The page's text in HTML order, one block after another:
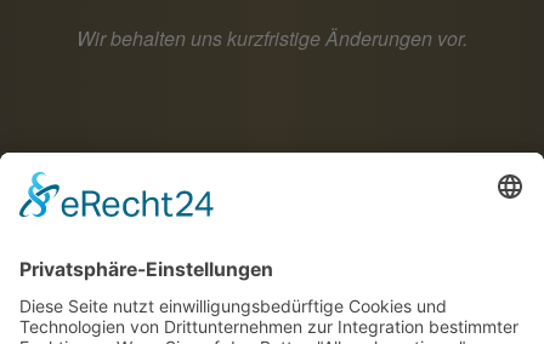
Wir behalten uns kurzfristige Änderungen vor.
Social Media
Facebook